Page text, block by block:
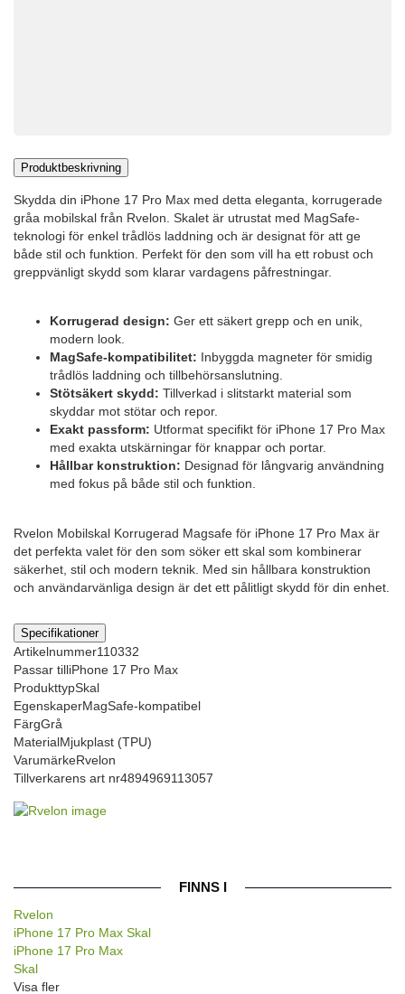
Produktbeskrivning
Skydda din iPhone 17 Pro Max med detta eleganta, korrugerade
gråa mobilskal från Rvelon. Skalet är utrustat med MagSafe-
teknologi för enkel trådlös laddning och är designat för att ge
både stil och funktion. Perfekt för den som vill ha ett robust och
greppvänligt skydd som klarar vardagens påfrestningar.
Korrugerad design: Ger ett säkert grepp och en unik,
modern look.
MagSafe-kompatibilitet: Inbyggda magneter för smidig
trådlös laddning och tillbehörsanslutning.
Stötsäkert skydd: Tillverkad i slitstarkt material som
skyddar mot stötar och repor.
Exakt passform: Utformat specifikt för iPhone 17 Pro Max
med exakta utskärningar för knappar och portar.
Hållbar konstruktion: Designad för långvarig användning
med fokus på både stil och funktion.
Rvelon Mobilskal Korrugerad Magsafe för iPhone 17 Pro Max är
det perfekta valet för den som söker ett skal som kombinerar
säkerhet, stil och modern teknik. Med sin hållbara konstruktion
och användarvänliga design är det ett pålitligt skydd för din enhet.
Specifikationer
Artikelnummer110332
Passar tilliPhone 17 Pro Max
ProdukttypSkal
EgenskaperMagSafe-kompatibel
FärgGrå
MaterialMjukplast (TPU)
VarumärkeRvelon
Tillverkarens art nr4894969113057
FINNS I
Rvelon
iPhone 17 Pro Max Skal
iPhone 17 Pro Max
Skal
Visa fler